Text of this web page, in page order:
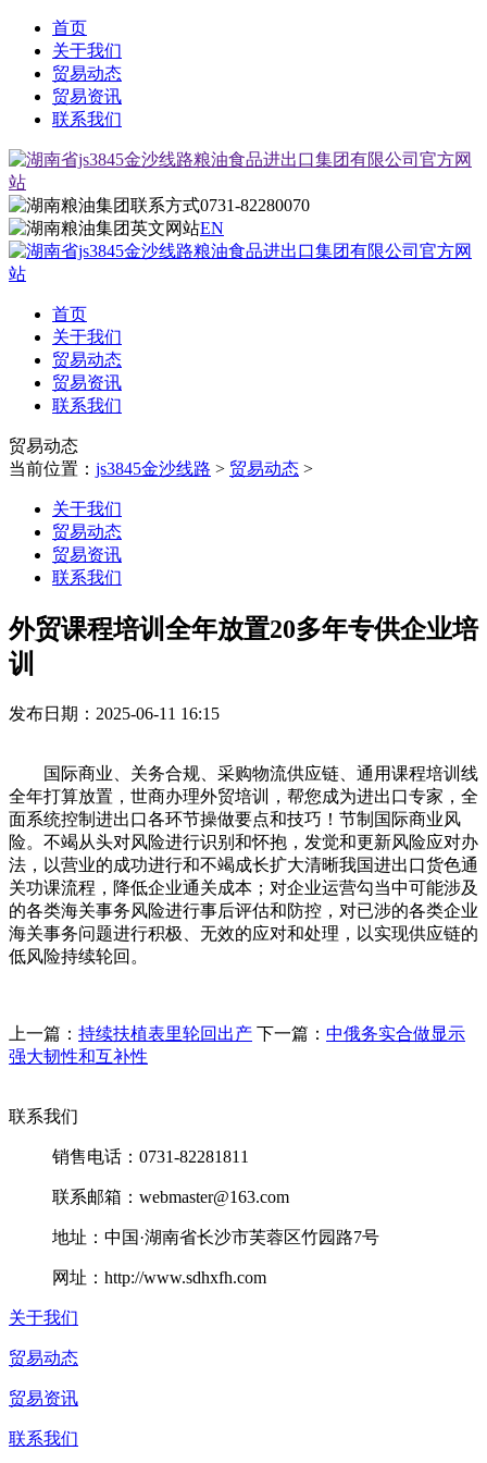
首页
关于我们
贸易动态
贸易资讯
联系我们
0731-82280070
EN
首页
关于我们
贸易动态
贸易资讯
联系我们
贸易动态
当前位置： js3845金沙线路 > 贸易动态 >
关于我们
贸易动态
贸易资讯
联系我们
外贸课程培训全年放置20多年专供企业培
训
发布日期：2025-06-11 16:15
国际商业、关务合规、采购物流供应链、通用课程培训线
全年打算放置，世商办理外贸培训，帮您成为进出口专家，全
面系统控制进出口各环节操做要点和技巧！节制国际商业风
险。不竭从头对风险进行识别和怀抱，发觉和更新风险应对办
法，以营业的成功进行和不竭成长扩大清晰我国进出口货色通
关功课流程，降低企业通关成本；对企业运营勾当中可能涉及
的各类海关事务风险进行事后评估和防控，对已涉的各类企业
海关事务问题进行积极、无效的应对和处理，以实现供应链的
低风险持续轮回。
上一篇： 持续扶植表里轮回出产 下一篇： 中俄务实合做显示
强大韧性和互补性
联系我们
销售电话：0731-82281811
联系邮箱：webmaster@163.com
地址：中国·湖南省长沙市芙蓉区竹园路7号
网址：http://www.sdhxfh.com
关于我们
贸易动态
贸易资讯
联系我们